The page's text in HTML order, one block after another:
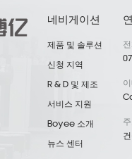
네비게이션
제품 및 솔루션
신청 지역
R & D 및 제조
서비스 지원
Boyee 소개
뉴스 센터